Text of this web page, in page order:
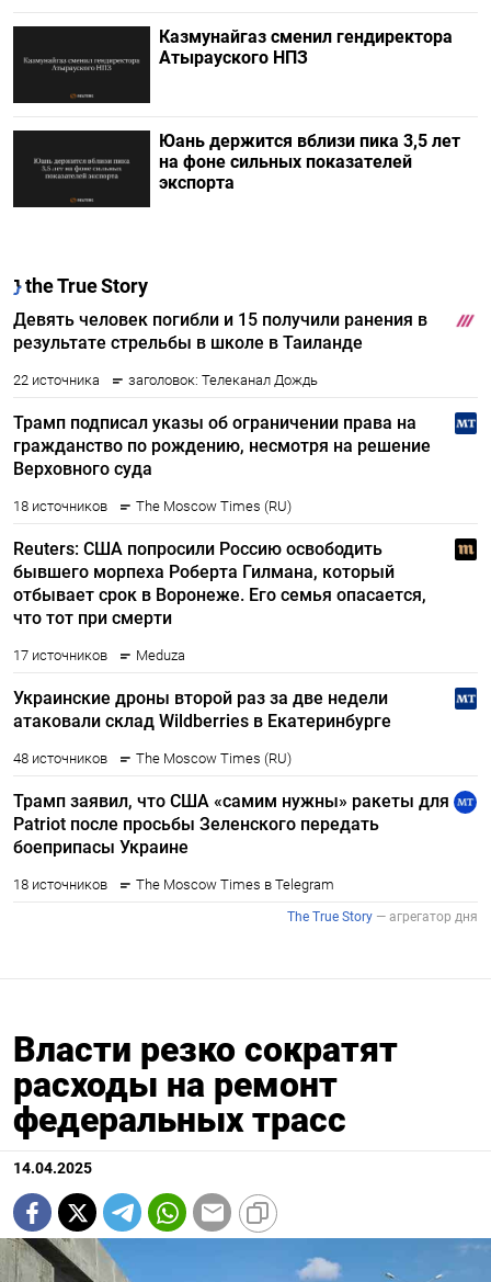
Казмунайгаз сменил гендиректора
Атырауского НПЗ
Юань держится вблизи пика 3,5 лет
на фоне сильных показателей
экспорта
Власти резко сократят
расходы на ремонт
федеральных трасс
14.04.2025